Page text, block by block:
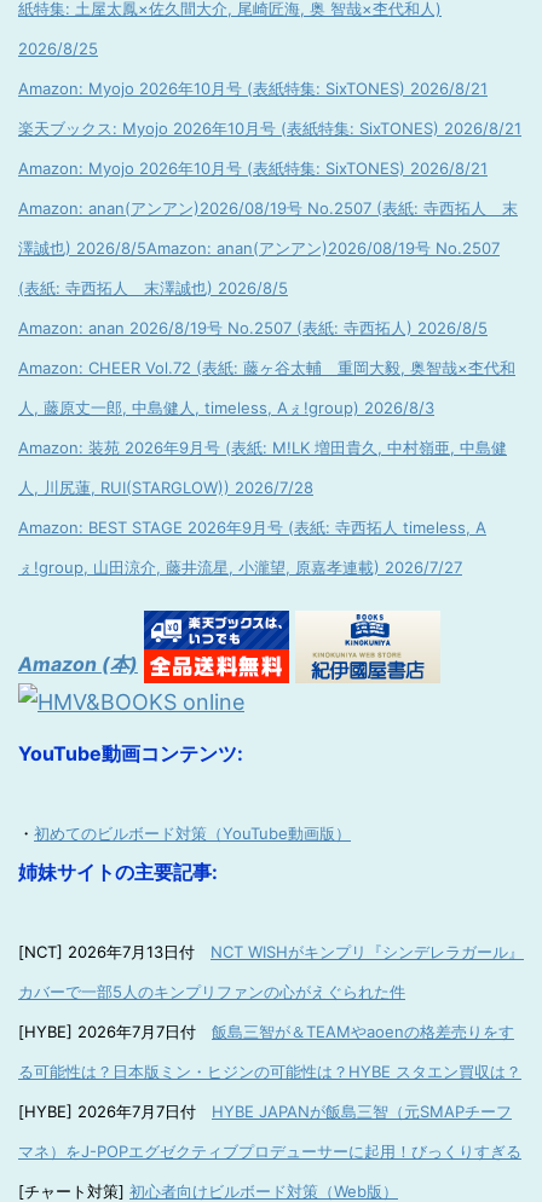
紙特集: 土屋太鳳×佐久間大介, 尾崎匠海, 奥 智哉×杢代和人)
2026/8/25
Amazon: Myojo 2026年10月号 (表紙特集: SixTONES) 2026/8/21
楽天ブックス: Myojo 2026年10月号 (表紙特集: SixTONES) 2026/8/21
Amazon: Myojo 2026年10月号 (表紙特集: SixTONES) 2026/8/21
Amazon: anan(アンアン)2026/08/19号 No.2507 (表紙: 寺西拓人 末
澤誠也) 2026/8/5Amazon: anan(アンアン)2026/08/19号 No.2507
(表紙: 寺西拓人 末澤誠也) 2026/8/5
Amazon: anan 2026/8/19号 No.2507 (表紙: 寺西拓人) 2026/8/5
Amazon: CHEER Vol.72 (表紙: 藤ヶ谷太輔 重岡大毅, 奥智哉×杢代和
人, 藤原丈一郎, 中島健人, timeless, Aぇ!group) 2026/8/3
Amazon: 装苑 2026年9月号 (表紙: M!LK 増田貴久, 中村嶺亜, 中島健
人, 川尻蓮, RUI(STARGLOW)) 2026/7/28
Amazon: BEST STAGE 2026年9月号 (表紙: 寺西拓人 timeless, A
ぇ!group, 山田涼介, 藤井流星, 小瀧望, 原嘉孝連載) 2026/7/27
Amazon (本)
YouTube動画コンテンツ:
・ 初めてのビルボード対策（YouTube動画版）
姉妹サイトの主要記事:
[NCT] 2026年7月13日付 NCT WISHがキンプリ『シンデレラガール』
カバーで一部5人のキンプリファンの心がえぐられた件
[HYBE] 2026年7月7日付 飯島三智が＆TEAMやaoenの格差売りをす
る可能性は？日本版ミン・ヒジンの可能性は？HYBE スタエン買収は？
[HYBE] 2026年7月7日付 HYBE JAPANが飯島三智（元SMAPチーフ
マネ）をJ-POPエグゼクティブプロデューサーに起用！びっくりすぎる
[チャート対策] 初心者向けビルボード対策（Web版）